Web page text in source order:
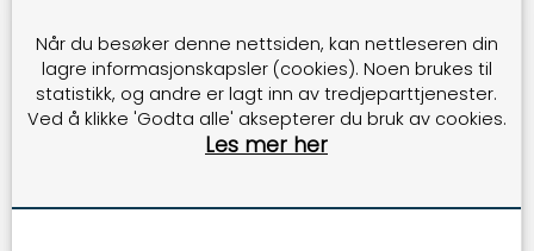
november 2024 åpnet senteret Norges
største solcellefasade på Playground-
bygget, hvor solcellepanelene dekker 1946
kvadratmeter og produserer om lag 260 000
kWh årlig. Dette tilsvarer strømforbruket til 13
eneboliger. I tillegg har senteret installert et
dekker disse anleggene nær 16 % av
Når du besøker denne nettsiden, kan nettleseren din
lagre informasjonskapsler (cookies). Noen brukes til
statistikk, og andre er lagt inn av tredjeparttjenester.
Ved å klikke 'Godta alle' aksepterer du bruk av cookies.
Les mer her